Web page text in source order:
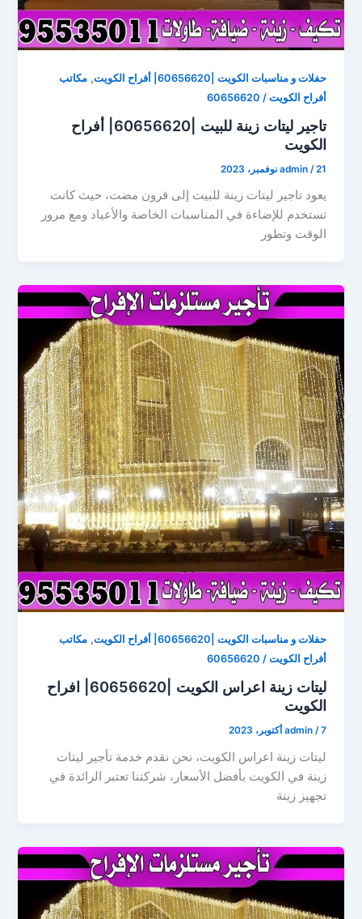
حفلات و مناسبات الكويت |60656620| أفراح الكويت ,مكاتب
أفراح الكويت / 60656620
تاجير ليتات زينة للبيت |60656620| أفراح
الكويت
admin /21 نوفمبر، 2023
يعود تاجير ليتات زينة للبيت إلى قرون مضت، حيث كانت
تستخدم للإضاءة في المناسبات الخاصة والأعياد ومع مرور
الوقت وتطور
حفلات و مناسبات الكويت |60656620| أفراح الكويت ,مكاتب
أفراح الكويت / 60656620
ليتات زينة اعراس الكويت |60656620| افراح
الكويت
admin /7 أكتوبر، 2023
ليتات زينة اعراس الكويت، نحن نقدم خدمة تأجير ليتات
زينة في الكويت بأفضل الأسعار، شركتنا تعتبر الرائدة في
تجهيز زينة